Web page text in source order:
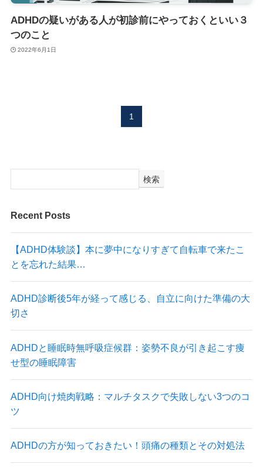
ADHDの疑いがある人が初診前にやっておくといい３
つのこと
2022年6月1日
1
検索
Recent Posts
【ADHD体験談】本に夢中になりすぎて自転車で来たこ
とを忘れた結果…
ADHD診断後5年が経って感じる、自立に向けた準備の大
切さ
ADHDと睡眠時無呼吸症候群：姿勢不良が引き起こす痩
せ型の睡眠障害
ADHD向け焼肉戦略：マルチタスクで失敗しない3つのコ
ツ
ADHDの方が知っておきたい！頭痛の種類とその対処法